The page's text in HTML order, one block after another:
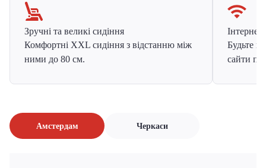
Зручні та великі сидіння
Комфортні XXL сидіння з відстанню між
ними до 80 см.
Інтернет
Будьте
сайти
Амстердам Черкаси